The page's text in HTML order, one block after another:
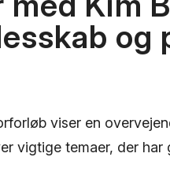
og
viser en
vigtige temaer, der har